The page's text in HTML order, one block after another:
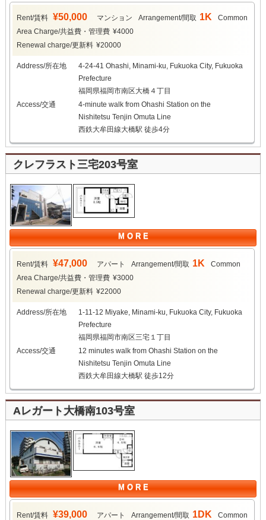
Rent/賃料 ¥50,000 マンション Arrangement/間取 1K
Common
Area Charge/共益費・管理費 ¥4000
Renewal charge/更新料 ¥20000
Address/所在地
4-24-41 Ohashi, Minami-ku, Fukuoka City, Fukuoka
Prefecture
福岡県福岡市南区大橋４丁目
Access/交通
4-minute walk from Ohashi Station on the
Nishitetsu Tenjin Omuta Line
西鉄大牟田線大橋駅 徒歩4分
クレフラスト三宅203号室
M O R E
Rent/賃料 ¥47,000 アパート Arrangement/間取 1K
Common
Area Charge/共益費・管理費 ¥3000
Renewal charge/更新料 ¥22000
Address/所在地
1-11-12 Miyake, Minami-ku, Fukuoka City, Fukuoka
Prefecture
福岡県福岡市南区三宅１丁目
Access/交通
12 minutes walk from Ohashi Station on the
Nishitetsu Tenjin Omuta Line
西鉄大牟田線大橋駅 徒歩12分
Aレガート大橋南103号室
M O R E
Rent/賃料 ¥39,000 アパート Arrangement/間取 1DK
Common